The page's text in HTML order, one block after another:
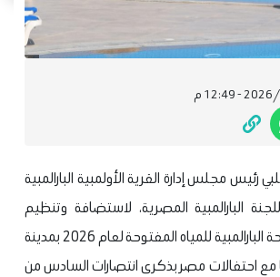
رئيس مجلس إدارة القرية الأولمبية البارالمبية
البارالمبية المصرية، لاستضافة وتنظيم
بطولة العالم للسباحة البارالمبية للمياه المفتوحة لعام 2026 بمدينة
مع احتفالات مصر بذكرى انتصارات السادس من